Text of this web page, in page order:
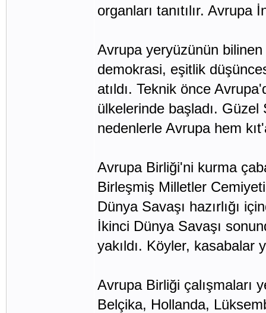
organları tanıtılır.
Avrupa yeryüzünün
demokrasi, eşitlik
atıldı. Teknik önce
ülkelerinde başladı.
nedenlerle Avrupa hem
Avrupa Birliği'ni kurma
Birleşmiş Milletler
Dünya Savaşı hazırlığı
İkinci Dünya Savaşı
yakıldı. Köyler, kasabalar
Avrupa Birliği çalışmaları
Belçika, Hollanda,